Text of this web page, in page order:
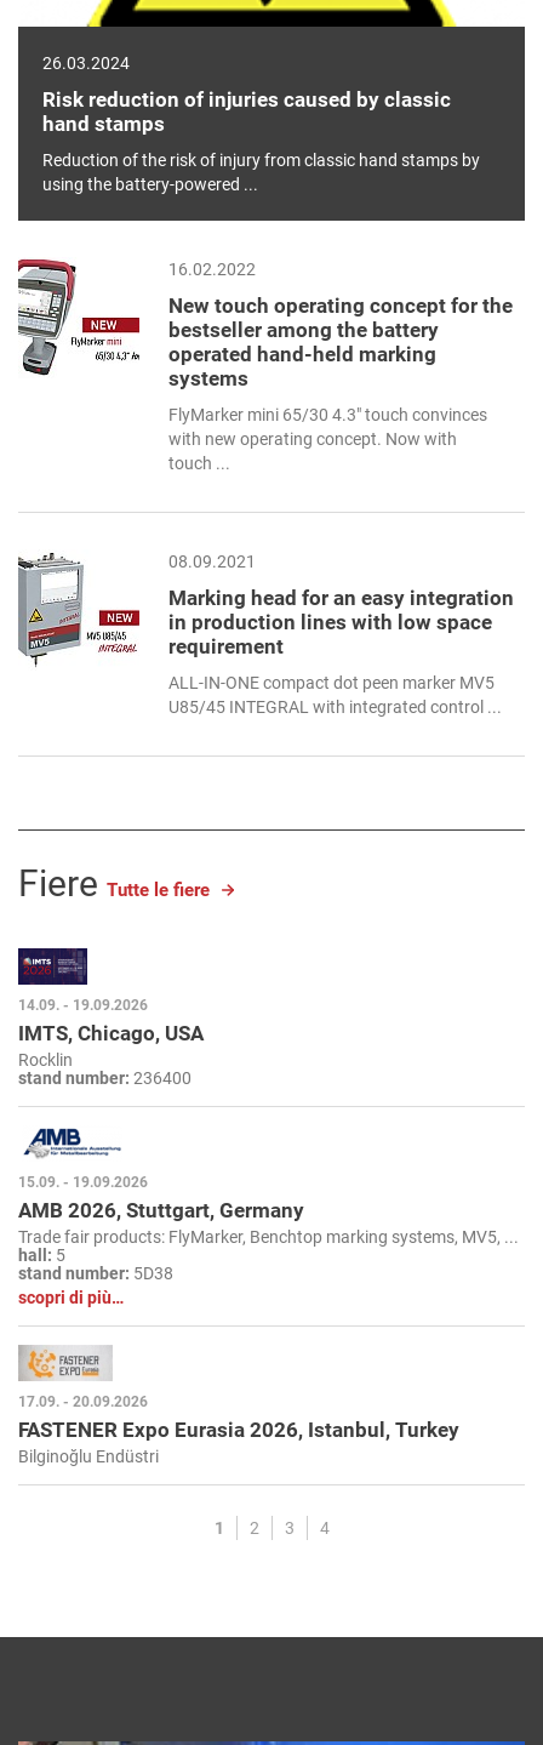
26.03.2024
Risk reduction of injuries caused by classic
hand stamps
Reduction of the risk of injury from classic hand stamps by
using the battery-powered ...
16.02.2022
New touch operating concept for the
bestseller among the battery
operated hand-held marking
systems
FlyMarker mini 65/30 4.3" touch convinces
with new operating concept. Now with
touch ...
08.09.2021
Marking head for an easy integration
in production lines with low space
requirement
ALL-IN-ONE compact dot peen marker MV5
U85/45 INTEGRAL with integrated control ...
Fiere Tutte le fiere
14.09. - 19.09.2026
IMTS, Chicago, USA
Rocklin
stand number: 236400
15.09. - 19.09.2026
AMB 2026, Stuttgart, Germany
Trade fair products: FlyMarker, Benchtop marking systems, MV5, ...
hall: 5
stand number: 5D38
scopri di più…
17.09. - 20.09.2026
FASTENER Expo Eurasia 2026, Istanbul, Turkey
Bilginoğlu Endüstri
1 2 3 4